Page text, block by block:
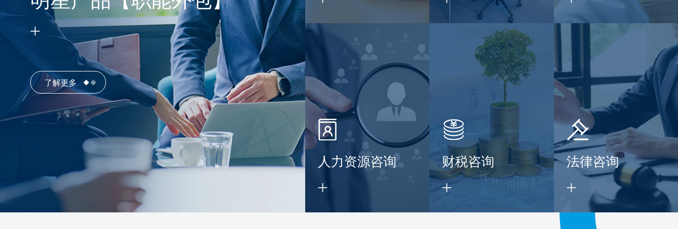
了解更多
人力资源咨询 财税咨询 法律咨询